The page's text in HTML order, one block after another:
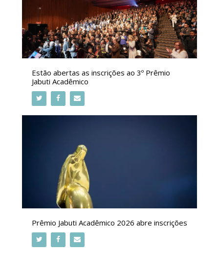
Estão abertas as inscrições ao 3º Prêmio
Jabuti Acadêmico
Prêmio Jabuti Acadêmico 2026 abre inscrições